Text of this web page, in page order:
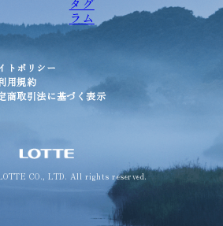
トポリシー
用規約
商取引法に基づく表示
CO., LTD. All rights reserved.